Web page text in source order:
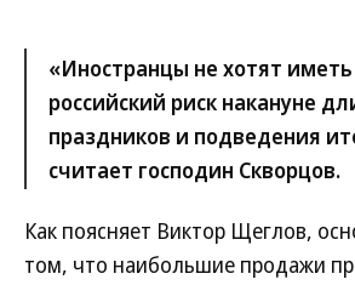
«Иностранцы не хотят
российский риск накануне
праздников и подведения
считает господин Скворцов.
Как поясняет Виктор Щеглов,
том, что наибольшие продажи